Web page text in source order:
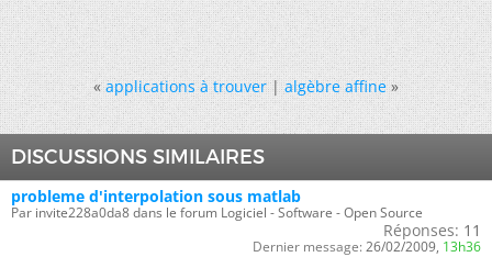
« applications à trouver|algèbre affine »
DISCUSSIONS SIMILAIRES
probleme d'interpolation sous matlab
Par invite228a0da8 dans le forum Logiciel - Software - Open Source
Réponses: 11
Dernier message: 26/02/2009, 13h36